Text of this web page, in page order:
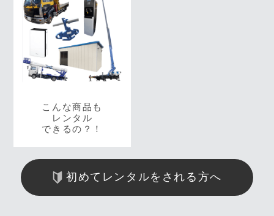
こんな商品も
レンタル
できるの？！
初めてレンタルをされる方へ